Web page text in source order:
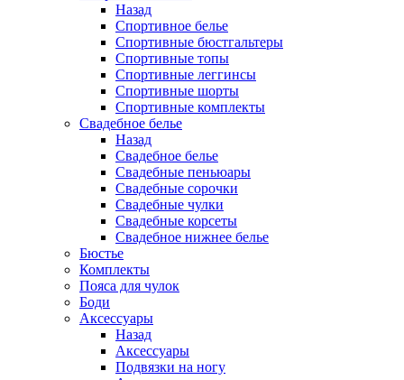
Назад
Спортивное белье
Спортивные бюстгальтеры
Спортивные топы
Спортивные леггинсы
Спортивные шорты
Спортивные комплекты
Свадебное белье
Назад
Свадебное белье
Свадебные пеньюары
Свадебные сорочки
Свадебные чулки
Свадебные корсеты
Свадебное нижнее белье
Бюстье
Комплекты
Пояса для чулок
Боди
Аксессуары
Назад
Аксессуары
Подвязки на ногу